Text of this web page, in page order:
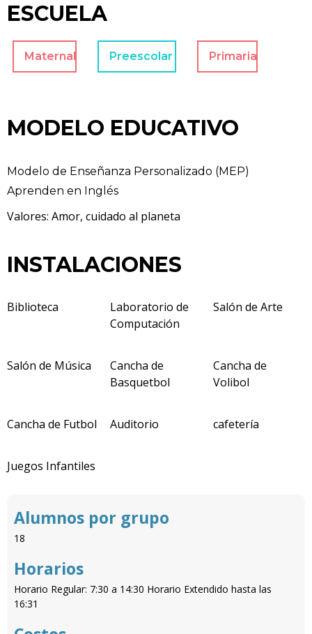
ESCUELA
Maternal Preescolar Primaria
MODELO EDUCATIVO
Modelo de Enseñanza Personalizado (MEP)
Aprenden en Inglés
Valores: Amor, cuidado al planeta
INSTALACIONES
Biblioteca
Laboratorio de
Computación
Salón de Arte
Salón de Música
Cancha de
Basquetbol
Cancha de
Volibol
Cancha de Futbol Auditorio cafetería
Juegos Infantiles
Alumnos por grupo
18
Horarios
Horario Regular: 7:30 a 14:30 Horario Extendido hasta las
16:31